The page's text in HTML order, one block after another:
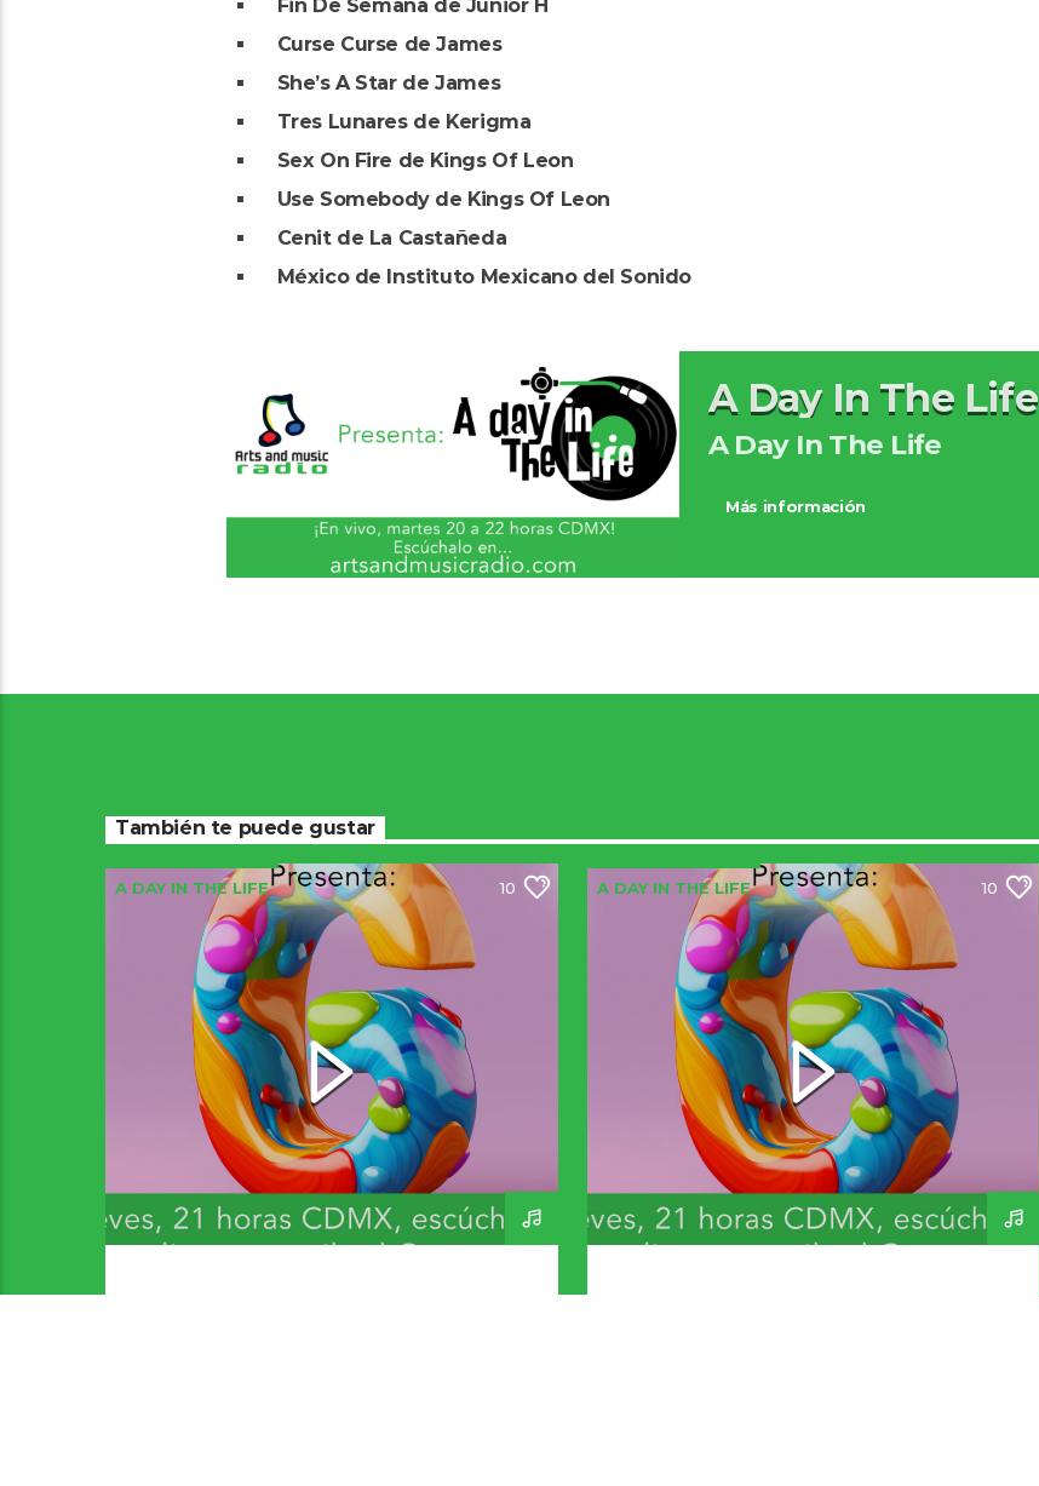
Fin De Semana de Junior H
Curse Curse de James
She’s A Star de James
Tres Lunares de Kerigma
Sex On Fire de Kings Of Leon
Use Somebody de Kings Of Leon
Cenit de La Castañeda
México de Instituto Mexicano del Sonido
A Day In The Life
A Day In The Life
Más información
También te puede gustar
A DAY IN THE LIFE 10 A DAY IN THE LIFE 10